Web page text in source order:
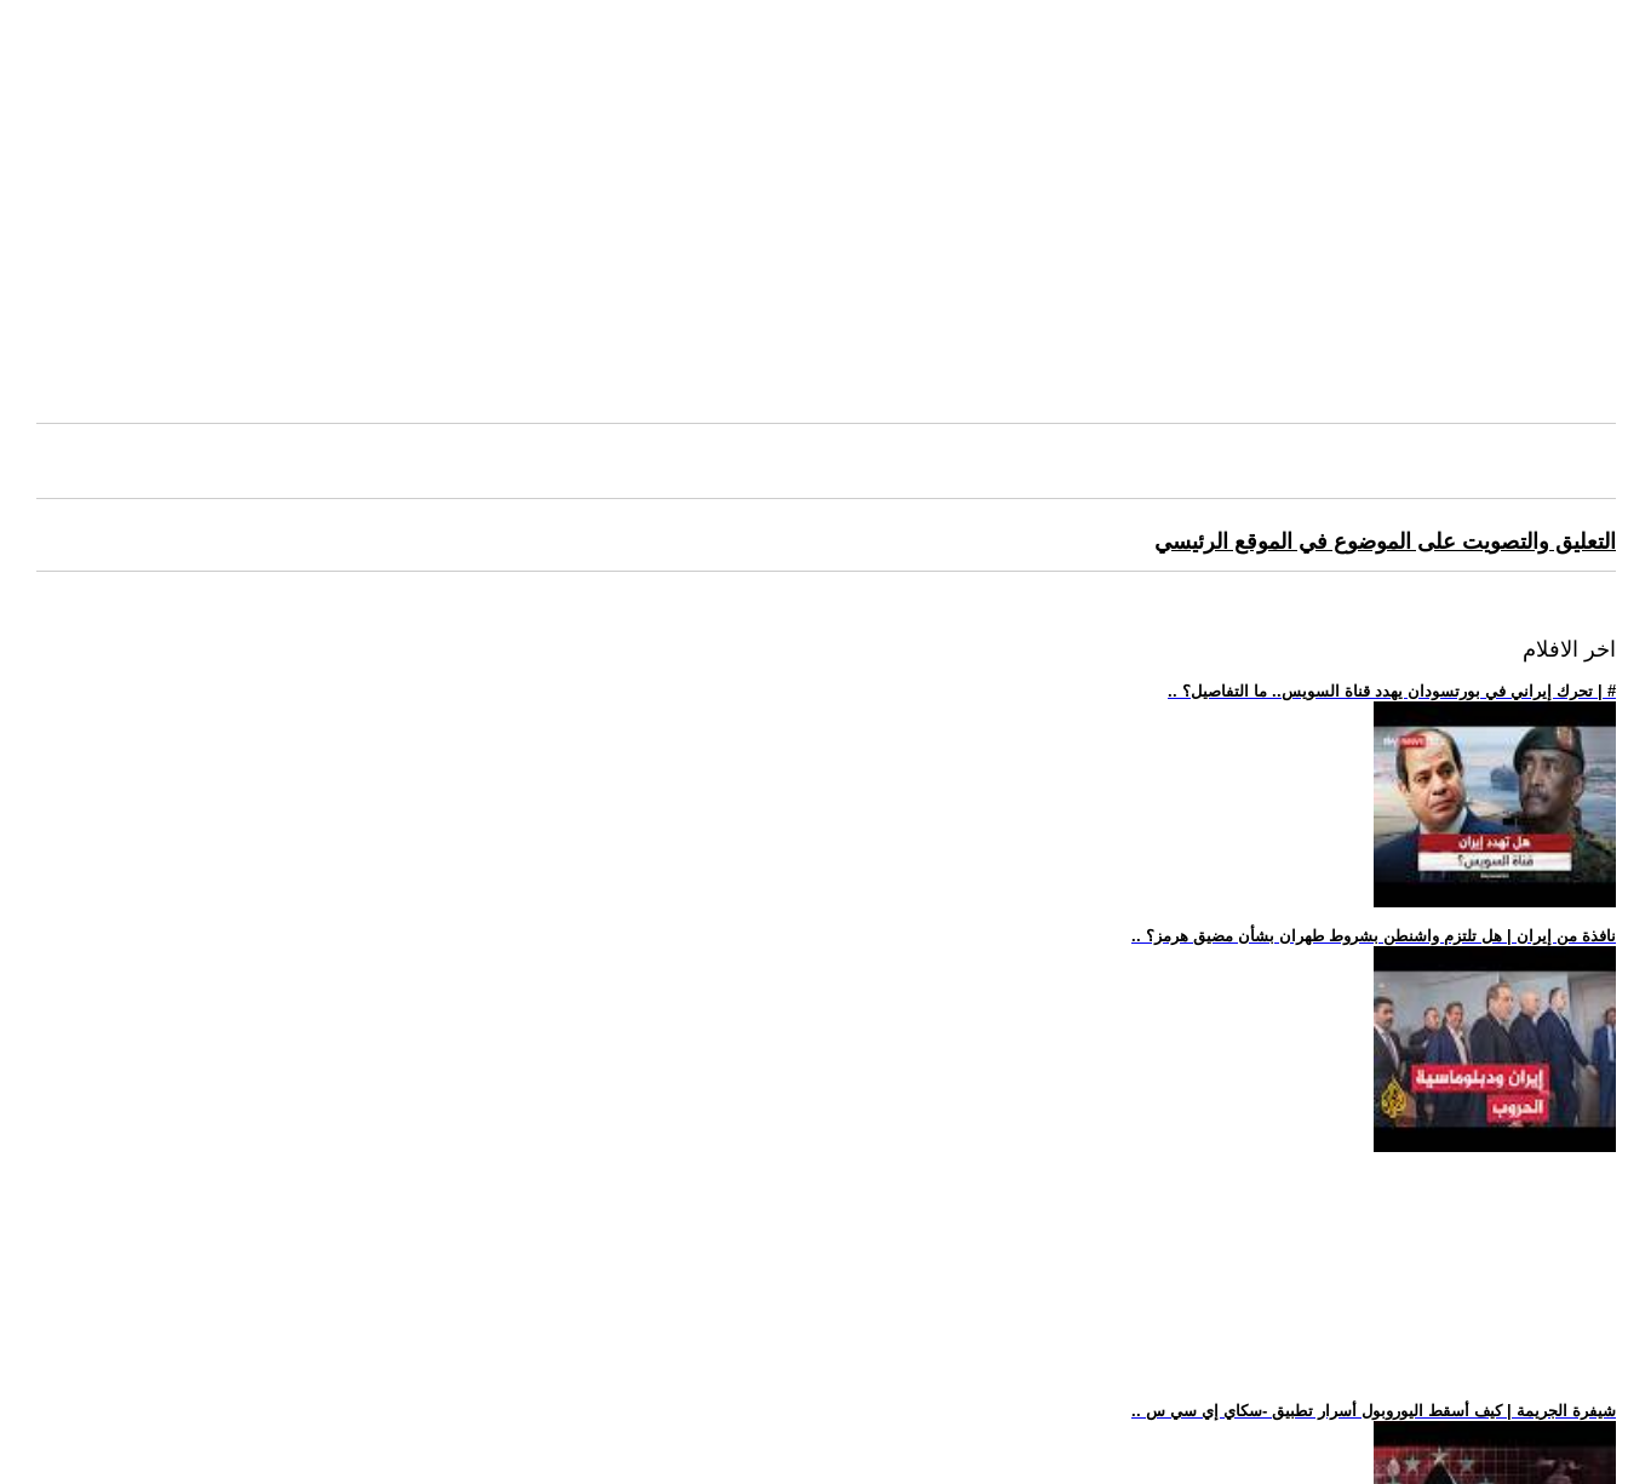
التعليق والتصويت على الموضوع في الموقع الرئيسي
اخر الافلام
.. تحرك إيراني في بورتسودان يهدد قناة السويس.. ما التفاصيل؟ | #
.. نافذة من إيران | هل تلتزم واشنطن بشروط طهران بشأن مضيق هرمز؟
.. شيفرة الجريمة | كيف أسقط اليوروبول أسرار تطبيق -سكاي إي سي س